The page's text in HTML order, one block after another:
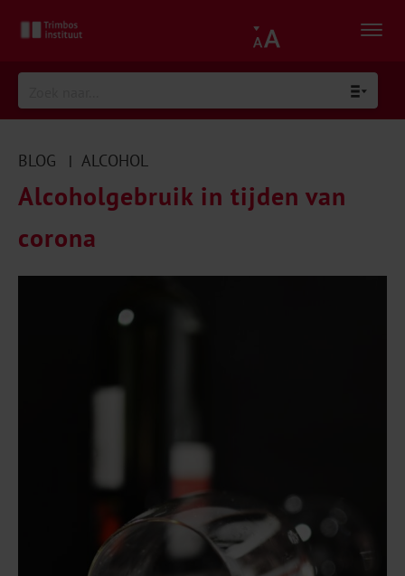
BLOG | ALCOHOL
Alcoholgebruik in tijden van
corona